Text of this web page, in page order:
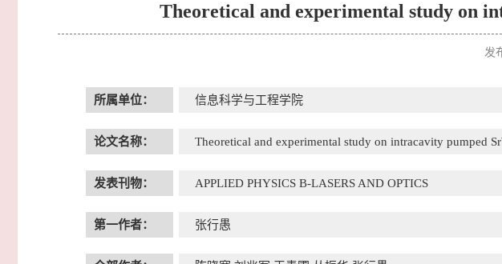
Theoretical and experimental study on
发
所属单位： 信息科学与工程学院
论文名称： Theoretical and experimental study on intracavity pumped
发表刊物： APPLIED PHYSICS B-LASERS AND OPTICS
第一作者： 张行愚